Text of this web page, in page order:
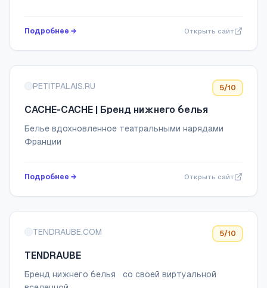
Подробнее → Открыть сайт
PETITPALAIS.RU 5/10
CACHE-CACHE | Бренд нижнего белья
Белье вдохновленное театральными нарядами
Франции
Подробнее → Открыть сайт
TENDRAUBE.COM 5/10
TENDRAUBE
Бренд нижнего белья со своей виртуальной